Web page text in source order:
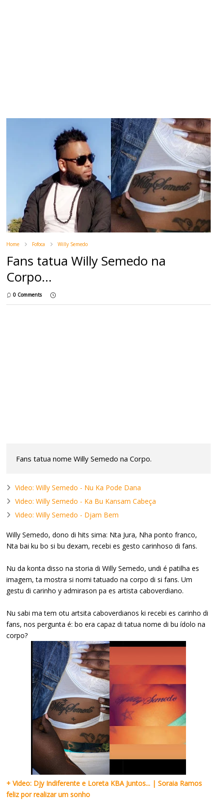
Home Fofoca Willy Semedo
Fans tatua Willy Semedo na
Corpo...
0 Comments
Fans tatua nome Willy Semedo na Corpo.
Video: Willy Semedo - Nu Ka Pode Dana
Video: Willy Semedo - Ka Bu Kansam Cabeça
Video: Willy Semedo - Djam Bem
Willy Semedo, dono di hits sima: Nta Jura, Nha ponto franco,
Nta bai ku bo si bu dexam, recebi es gesto carinhoso di fans.
Nu da konta disso na storia di Willy Semedo, undi é patilha es
imagem, ta mostra si nomi tatuado na corpo di si fans. Um
gestu di carinho y admirason pa es artista caboverdiano.
Nu sabi ma tem otu artsita caboverdianos ki recebi es carinho di
fans, nos pergunta é: bo era capaz di tatua nome di bu ídolo na
corpo?
+ Video: Djy Indiferente e Loreta KBA Juntos... | Soraia Ramos
feliz por realizar um sonho